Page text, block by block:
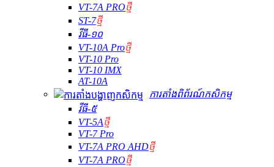
VT-7A PROថ្មី
ST-7ថ្មី
វីធី-១០
VT-10A Proថ្មី
VT-10 Pro
VT-10 IMX
AT-10A
ការតាំងពិព័រណ៍កសិកម្ម
វីធី-៥
VT-5Aថ្មី
VT-7 Pro
VT-7A PRO AHDថ្មី
VT-7A PROថ្មី